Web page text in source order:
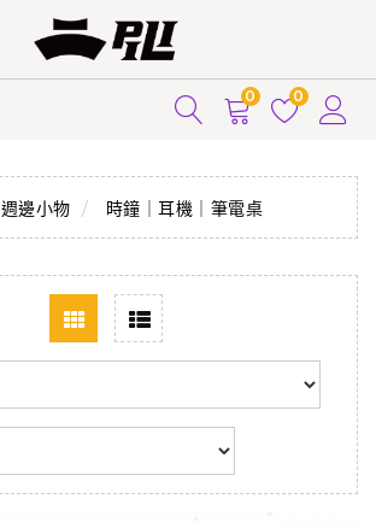
0 0
週邊小物 時鐘｜耳機｜筆電桌